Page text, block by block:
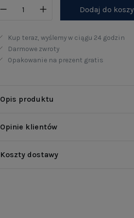
Dodaj do
Kup teraz, wyślemy w ciągu 24 godzin
Darmowe zwroty
Opakowanie na prezent gratis
Opis produktu
Opinie klientów
Koszty dostawy